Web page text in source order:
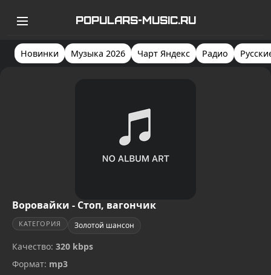
POPULARS-MUSIC.RU
Новинки Музыка 2026 Чарт Яндекс Радио
Воровайки - Стоп, вагончик
КАТЕГОРИЯ Золотой шансон
Качество: 320 kbps
Формат: mp3